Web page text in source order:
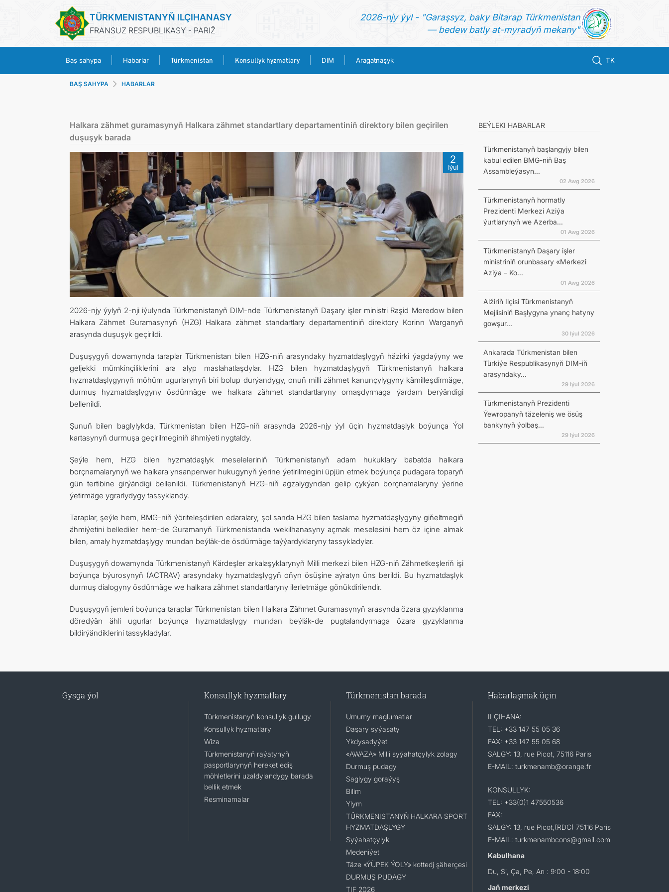
TÜRKMENISTANYŇ ILÇIHANASY
FRANSUZ RESPUBLIKASY - PARIŽ
2026-njy ýyl - "Garaşsyz, baky Bitarap Türkmenistan
— bedew batly at-myradyň mekany"
Baş sahypa Habarlar Türkmenistan Konsullyk hyzmatlary DIM Aragatnaşyk TK
KONSULLYK HYZMATLARY
DIM
ARAGATNAŞYK
BAŞ SAHYPA HABARLAR
Halkara zähmet guramasynyň Halkara zähmet standartlary departamentiniň direktory bilen geçirilen
duşuşyk barada
2
Iýul
2026-njy ýylyň 2-nji iýulynda Türkmenistanyň DIM-nde Türkmenistanyň Daşary işler ministri Raşid Meredow bilen
Halkara Zähmet Guramasynyň (HZG) Halkara zähmet standartlary departamentiniň direktory Korinn Warganyň
arasynda duşuşyk geçirildi.
Duşuşygyň dowamynda taraplar Türkmenistan bilen HZG-niň arasyndaky hyzmatdaşlygyň häzirki ýagdaýyny we
geljekki mümkinçiliklerini ara alyp maslahatlaşdylar. HZG bilen hyzmatdaşlygyň Türkmenistanyň halkara
hyzmatdaşlygynyň möhüm ugurlarynyň biri bolup durýandygy, onuň milli zähmet kanunçylygyny kämilleşdirmäge,
durmuş hyzmatdaşlygyny ösdürmäge we halkara zähmet standartlaryny ornaşdyrmaga ýardam berýändigi
bellenildi.
Şunuň bilen baglylykda, Türkmenistan bilen HZG-niň arasynda 2026-njy ýyl üçin hyzmatdaşlyk boýunça Ýol
kartasynyň durmuşa geçirilmeginiň ähmiýeti nygtaldy.
Şeýle hem, HZG bilen hyzmatdaşlyk meseleleriniň Türkmenistanyň adam hukuklary babatda halkara
borçnamalarynyň we halkara ynsanperwer hukugynyň ýerine ýetirilmegini üpjün etmek boýunça pudagara toparyň
gün tertibine girýändigi bellenildi. Türkmenistanyň HZG-niň agzalygyndan gelip çykýan borçnamalaryny ýerine
ýetirmäge ygrarlydygy tassyklandy.
Taraplar, şeýle hem, BMG-niň ýöriteleşdirilen edaralary, şol sanda HZG bilen taslama hyzmatdaşlygyny giňeltmegiň
ähmiýetini bellediler hem-de Guramanyň Türkmenistanda wekilhanasyny açmak meselesini hem öz içine almak
bilen, amaly hyzmatdaşlygy mundan beýläk-de ösdürmäge taýýardyklaryny tassykladylar.
Duşuşygyň dowamynda Türkmenistanyň Kärdeşler arkalaşyklarynyň Milli merkezi bilen HZG-niň Zähmetkeşleriň işi
boýunça býurosynyň (ACTRAV) arasyndaky hyzmatdaşlygyň oňyn ösüşine aýratyn üns berildi. Bu hyzmatdaşlyk
durmuş dialogyny ösdürmäge we halkara zähmet standartlaryny ilerletmäge gönükdirilendir.
Duşuşygyň jemleri boýunça taraplar Türkmenistan bilen Halkara Zähmet Guramasynyň arasynda özara gyzyklanma
döredýän ähli ugurlar boýunça hyzmatdaşlygy mundan beýläk-de pugtalandyrmaga özara gyzyklanma
bildirýändiklerini tassykladylar.
BEÝLEKI HABARLAR
Türkmenistanyň başlangyjy bilen
kabul edilen BMG-niň Baş
Assambleýasyn...
02 Awg 2026
Türkmenistanyň hormatly
Prezidenti Merkezi Aziýa
ýurtlarynyň we Azerba...
01 Awg 2026
Türkmenistanyň Daşary işler
ministriniň orunbasary «Merkezi
Aziýa – Ko...
01 Awg 2026
Alžiriň Ilçisi Türkmenistanyň
Mejlisiniň Başlygyna ynanç hatyny
gowşur...
30 Iýul 2026
Ankarada Türkmenistan bilen
Türkiýe Respublikasynyň DIM-iň
arasyndaky...
29 Iýul 2026
Türkmenistanyň Prezidenti
Ýewropanyň täzeleniş we ösüş
bankynyň ýolbaş...
29 Iýul 2026
Gysga ýol Konsullyk hyzmatlary
Türkmenistanyň konsullyk gullugy
Konsullyk hyzmatlary
Wiza
Türkmenistanyň raýatynyň
pasportlarynyň hereket ediş
möhletlerini uzaldylandygy barada
bellik etmek
Resminamalar
Türkmenistan barada
Umumy maglumatlar
Daşary syýasaty
Ykdysadyýet
«AWAZA» Milli syýahatçylyk zolagy
Durmuş pudagy
Saglygy goraýyş
Bilim
Ylym
TÜRKMENISTANYŇ HALKARA SPORT
HYZMATDAŞLYGY
Syýahatçylyk
Medeniýet
Täze «ÝÜPEK ÝOLY» kottedj şäherçesi
DURMUŞ PUDAGY
TIF 2026
Habarlaşmak üçin
ILÇIHANA:
TEL: +33 147 55 05 36
FAX: +33 147 55 05 68
SALGY: 13, rue Picot, 75116 Paris
E-MAIL: turkmenamb@orange.fr
KONSULLYK:
TEL: +33(0)1 47550536
FAX:
SALGY: 13, rue Picot,(RDC) 75116 Paris
E-MAIL: turkmenambcons@gmail.com
Kabulhana
Du, Si, Ça, Pe, An : 9:00 - 18:00
Jaň merkezi